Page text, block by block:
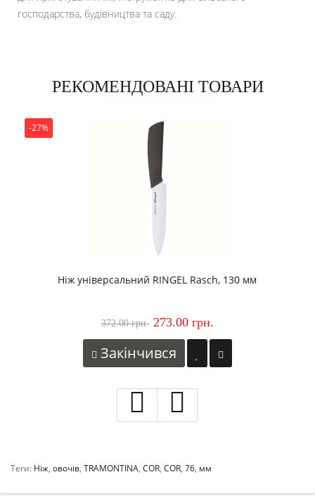
господарства, будівництва та саду.
РЕКОМЕНДОВАНІ ТОВАРИ
-27%
Ніж універсальний RINGEL Rasch, 130 мм
372.00 грн. 273.00 грн.
Закінчився
Теги: Ніж, овочів, TRAMONTINA, COR, COR, 76, мм